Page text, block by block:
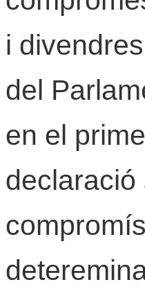
i
del
en el
declaració